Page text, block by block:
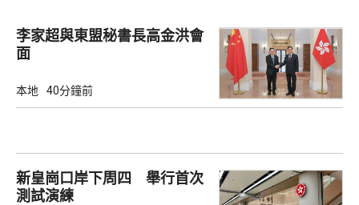
李家超與東盟秘書長高金洪會
面
本地 40分鐘前
新皇崗口岸下周四 舉行首次
測試演練